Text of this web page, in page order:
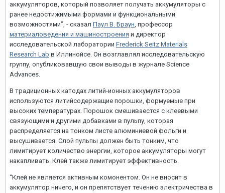
аккумуляторов, который позволяет получать аккумуляторы с
ранее недостижимыми формами и функциональными
возможностями”, - сказал Паул В. Браун, профессор
материаловедения и машиностроения и директор
исследовательской лаборатории Frederick Seitz Materials
Research Lab в Иллинойсе. Он возглавлял исследовательскую
группу, опубликовавшую свои выводы в журнале Science
Advances.
В традиционных катодах литий-ионных аккумуляторов
используются литийсодержащие порошки, формуемые при
высоких температурах. Порошок смешиваестся с клеевыми
связующими и другими добавками в пульпу, которая
распределяется на тонком листе алюминиевой фольги и
высушивается. Слой пульпы должен быть тонким, что
лимитирует количество энергии, которое аккумуляторы могут
накапливать. Клей также лимитирует эффективность.
“Клей не является активным комонентом. Он не вносит в
аккумулятор ничего, и он препятствует течению электричества в